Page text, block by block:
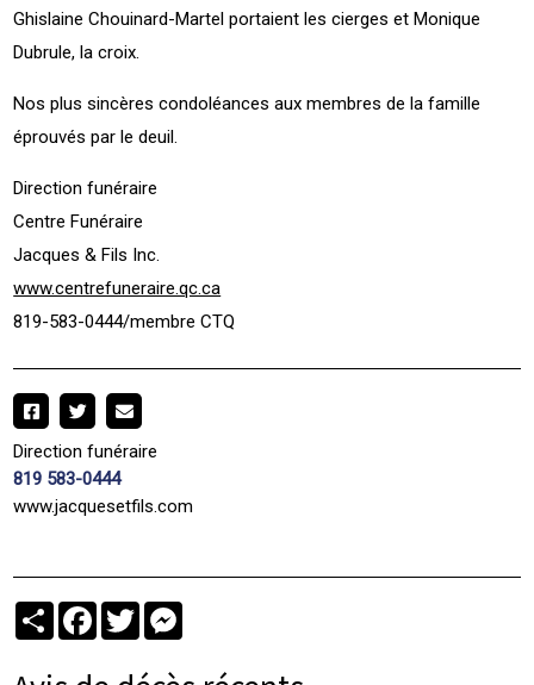
Ghislaine Chouinard-Martel portaient les cierges et Monique
Dubrule, la croix.
Nos plus sincères condoléances aux membres de la famille
éprouvés par le deuil.
Direction funéraire
Centre Funéraire
Jacques & Fils Inc.
www.centrefuneraire.qc.ca
819-583-0444/membre CTQ
Direction funéraire
819 583-0444
www.jacquesetfils.com
PartagerFacebook
Twitter